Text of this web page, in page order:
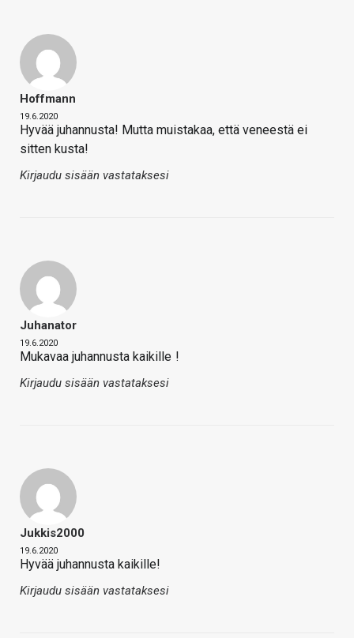
Hoffmann
19.6.2020
Hyvää juhannusta! Mutta muistakaa, että veneestä ei
sitten kusta!
Kirjaudu sisään vastataksesi
Juhanator
19.6.2020
Mukavaa juhannusta kaikille !
Kirjaudu sisään vastataksesi
Jukkis2000
19.6.2020
Hyvää juhannusta kaikille!
Kirjaudu sisään vastataksesi